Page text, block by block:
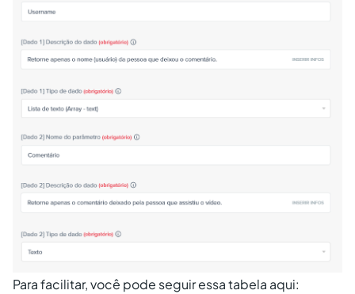
Para facilitar, você pode seguir essa tabela aqui: